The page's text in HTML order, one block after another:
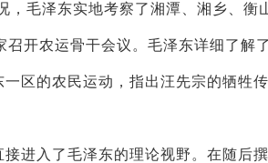
毛泽东实地考察了湘潭、湘乡、衡
开农运骨干会议。毛泽东详细了解
区的农民运动，指出汪先宗的牺牲
入了毛泽东的理论视野。在随后